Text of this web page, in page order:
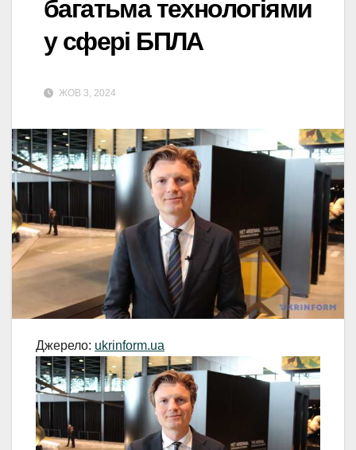
багатьма технологіями
у сфері БПЛА
ЖОВ 3, 2024
Джерело: ukrinform.ua